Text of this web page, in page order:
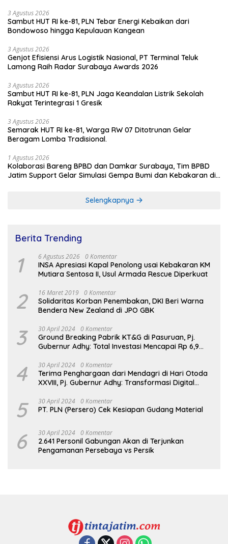
3 Agustus 2026
Sambut HUT RI ke-81, PLN Tebar Energi Kebaikan dari
Bondowoso hingga Kepulauan Kangean
3 Agustus 2026
Genjot Efisiensi Arus Logistik Nasional, PT Terminal Teluk
Lamong Raih Radar Surabaya Awards 2026
3 Agustus 2026
Sambut HUT RI ke-81, PLN Jaga Keandalan Listrik Sekolah
Rakyat Terintegrasi 1 Gresik
3 Agustus 2026
Semarak HUT RI ke-81, Warga RW 07 Ditotrunan Gelar
Beragam Lomba Tradisional.
1 Agustus 2026
Kolaborasi Bareng BPBD dan Damkar Surabaya, Tim BPBD
Jatim Support Gelar Simulasi Gempa Bumi dan Kebakaran di
Selengkapnya
Berita Trending
1 6 Agustus 2026 0 Komentar
INSA Apresiasi Kapal Penolong usai Kebakaran KM
Mutiara Sentosa II, Usul Armada Rescue Diperkuat
2 16 Maret 2019 0 Komentar
Solidaritas Korban Penembakan, DKI Beri Warna
Bendera New Zealand di JPO GBK
3 30 April 2024 0 Komentar
Ground Breaking Pabrik KT&G di Pasuruan, Pj.
Gubernur Adhy: Total Investasi Mencapai Rp 6,9
4 30 April 2024 0 Komentar
Terima Penghargaan dari Mendagri di Hari Otoda
XXVIII, Pj. Gubernur Adhy: Transformasi Digital
Keberhasilan Jatim
5 30 April 2024 0 Komentar
PT. PLN (Persero) Cek Kesiapan Gudang Material
6 30 April 2024 0 Komentar
2.641 Personil Gabungan Akan di Terjunkan
Pengamanan Persebaya vs Persik